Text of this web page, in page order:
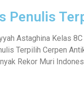
Penulis
Astaghina Kelas
Terpilih Cerpen
Rekor Muri